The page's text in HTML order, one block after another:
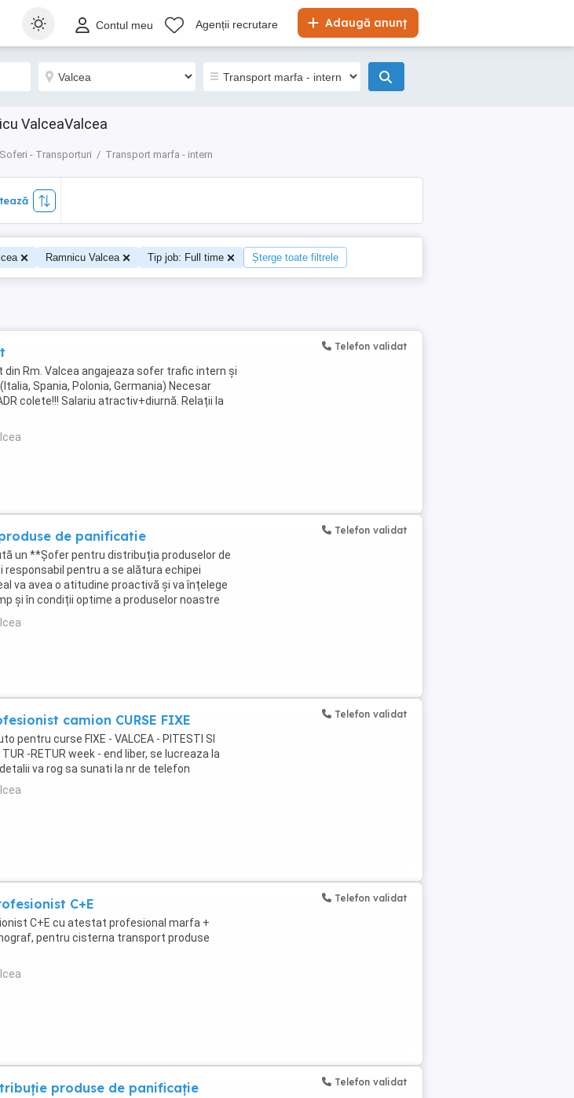
Adaugă anunț
Contul meu Agenții recrutare
ValceaValcea
Soferi - Transporturi Transport marfa - intern
Ramnicu Valcea Tip job: Full time Șterge toate filtrele
Rm. Valcea angajeaza sofer trafic intern și
Spania, Polonia, Germania) Necesar
colete!!! Salariu atractiv+diurnă. Relații la
Telefon validat
de panificatie
un **Șofer pentru distribuția produselor de
pentru a se alătura echipei
va avea o atitudine proactivă și va înțelege
și în condiții optime a produselor noastre
...
Telefon validat
camion CURSE FIXE
pentru curse FIXE - VALCEA - PITESTI SI
TUR -RETUR week - end liber, se lucreaza la
va rog sa sunati la nr de telefon
Telefon validat
C+E
C+E cu atestat profesional marfa +
pentru cisterna transport produse
Telefon validat
produse de panificație Telefon validat